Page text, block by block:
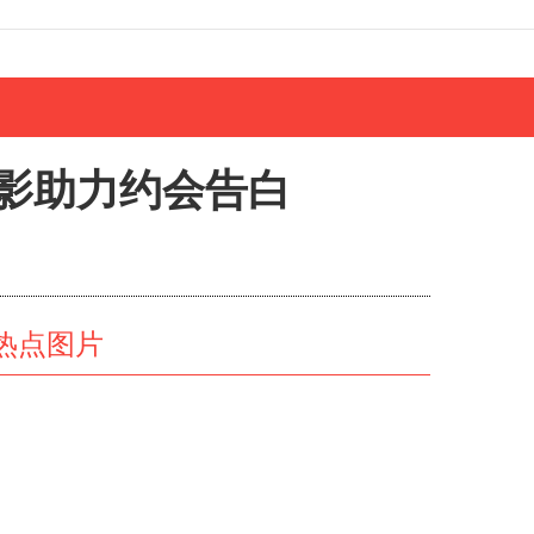
助力约会告白
点图片